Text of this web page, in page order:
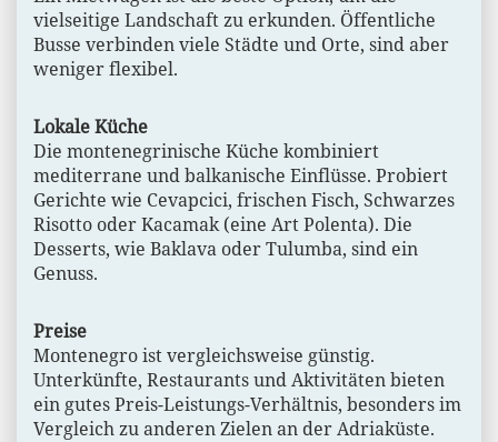
vielseitige Landschaft zu erkunden. Öffentliche
Busse verbinden viele Städte und Orte, sind aber
weniger flexibel.
Lokale Küche
Die montenegrinische Küche kombiniert
mediterrane und balkanische Einflüsse. Probiert
Gerichte wie Cevapcici, frischen Fisch, Schwarzes
Risotto oder Kacamak (eine Art Polenta). Die
Desserts, wie Baklava oder Tulumba, sind ein
Genuss.
Preise
Montenegro ist vergleichsweise günstig.
Unterkünfte, Restaurants und Aktivitäten bieten
ein gutes Preis-Leistungs-Verhältnis, besonders im
Vergleich zu anderen Zielen an der Adriaküste.